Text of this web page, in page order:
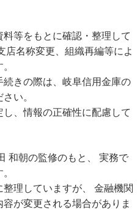
等をもとに確認・整理して
店名称変更、組織再編等によ
きの際は、岐阜信用金庫の
い。
、情報の正確性に配慮して
和朝の監修のもと、 実務で
理していますが、 金融機関
が変更される場合がありま